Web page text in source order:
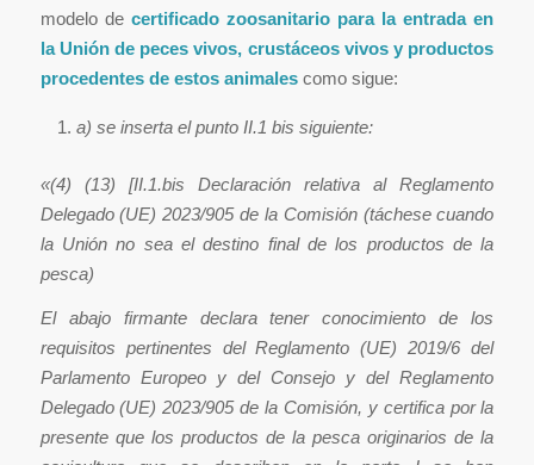
modelo de certificado zoosanitario para la entrada en
la Unión de peces vivos, crustáceos vivos y productos
procedentes de estos animales como sigue:
a) se inserta el punto II.1 bis siguiente:
«(4) (13) [II.1.bis Declaración relativa al Reglamento
Delegado (UE) 2023/905 de la Comisión (táchese cuando
la Unión no sea el destino final de los productos de la
pesca)
El abajo firmante declara tener conocimiento de los
requisitos pertinentes del Reglamento (UE) 2019/6 del
Parlamento Europeo y del Consejo y del Reglamento
Delegado (UE) 2023/905 de la Comisión, y certifica por la
presente que los productos de la pesca originarios de la